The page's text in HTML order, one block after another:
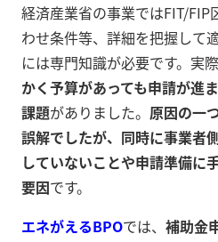
経済産業省の事業ではFIT/FIP
わせ条件等、詳細を把握して
には専門知識が必要です。実
かく予算があっても申請が進
課題がありました。 原因の一
誤解でしたが、同時に事業者
していないことや申請準備に
要因です。
エネがえるBPOでは、 補助金